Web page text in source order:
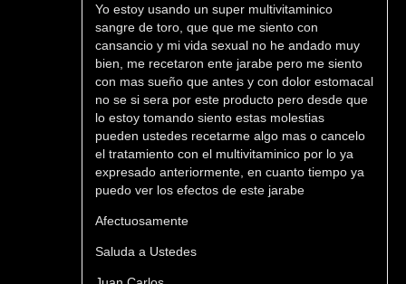
Yo estoy usando un super multivitaminico
sangre de toro, que que me siento con
cansancio y mi vida sexual no he andado muy
bien, me recetaron ente jarabe pero me siento
con mas sueño que antes y con dolor estomacal
no se si sera por este producto pero desde que
lo estoy tomando siento estas molestias
pueden ustedes recetarme algo mas o cancelo
el tratamiento con el multivitaminico por lo ya
expresado anteriormente, en cuanto tiempo ya
puedo ver los efectos de este jarabe
Afectuosamente
Saluda a Ustedes